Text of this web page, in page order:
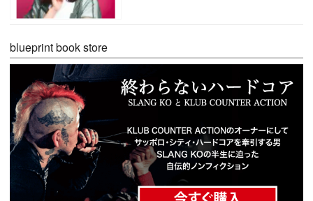
blueprint book store